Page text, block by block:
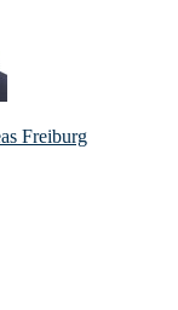
Freiburg